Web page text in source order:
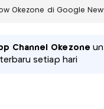
Okezone di Google
Channel Okezone
setiap hari